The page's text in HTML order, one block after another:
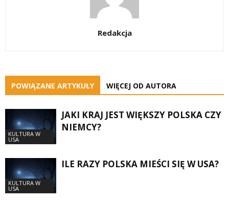
Redakcja
POWIĄZANE ARTYKUŁY WIĘCEJ OD AUTORA
KULTURA W
USA
JAKI KRAJ JEST WIĘKSZY POLSKA CZY
NIEMCY?
KULTURA W
USA
ILE RAZY POLSKA MIEŚCI SIĘ W USA?